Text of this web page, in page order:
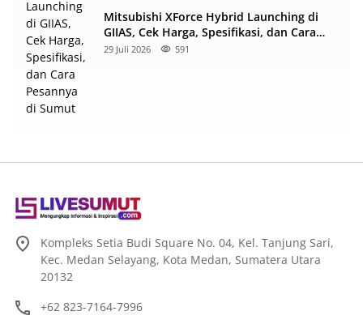
Mitsubishi XForce Hybrid Launching di
GIIAS, Cek Harga, Spesifikasi, dan Cara
Pesannya di Sumut
29 Juli 2026 591
Kompleks Setia Budi Square No. 04, Kel. Tanjung Sari,
Kec. Medan Selayang, Kota Medan, Sumatera Utara
20132
+62 823-7164-7996